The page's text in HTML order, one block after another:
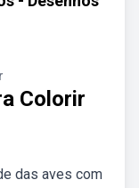
Colorir
das aves com